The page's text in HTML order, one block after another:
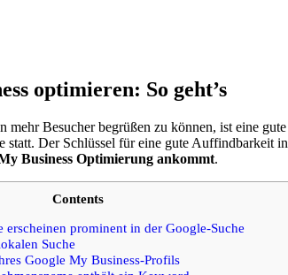
optimieren: So geht’s
mehr Besucher begrüßen zu können, ist eine
statt. Der Schlüssel für eine gute
Business Optimierung ankommt.
Contents
erscheinen prominent in der Google-Suche
Suche
Google My Business-Profils